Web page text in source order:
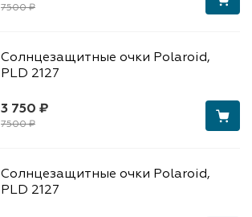
7500 ₽
3 750 ₽
7500 ₽
Солнцезащитные очки Polaroid,
PLD 2127
Солнцезащитные очки Polaroid,
PLD 2127